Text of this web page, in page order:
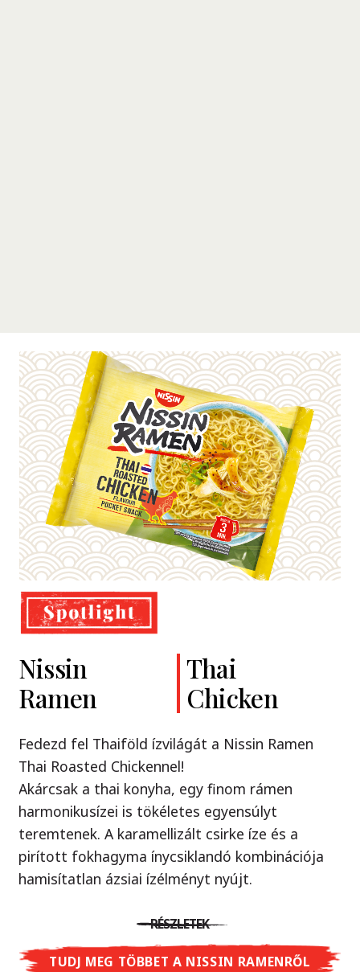
Cup Noodles
Soba
Classic
Örök klasszikus, új köntösben!
Ellenállhatatlan yakisoba tészta ízletes szója
szósszal, ami egy autentikus japán street food.
Próbáld ki Te is - mintha egy valódi ázsiai piacon
járnál, ahol a wok sercegését hallod minden
sarkon.
SOBA-RÓL
Nissin
Ramen
Thai
Chicken
Fedezd fel Thaiföld ízvilágát a Nissin Ramen
Thai Roasted Chickennel!
Akárcsak a thai konyha, egy finom rámen
harmonikusízei is tökéletes egyensúlyt
teremtenek. A karamellizált csirke íze és a
pirított fokhagyma ínycsiklandó kombinációja
hamisítatlan ázsiai ízélményt nyújt.
RÉSZLETEK
TUDJ MEG TÖBBET A NISSIN RAMENRŐL